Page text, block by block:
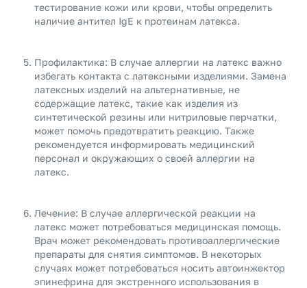
тестирование кожи или крови, чтобы определить
наличие антител IgE к протеинам латекса.
Профилактика: В случае аллергии на латекс важно
избегать контакта с латексными изделиями. Замена
латексных изделий на альтернативные, не
содержащие латекс, такие как изделия из
синтетической резины или нитриловые перчатки,
может помочь предотвратить реакцию. Также
рекомендуется информировать медицинский
персонал и окружающих о своей аллергии на
латекс.
Лечение: В случае аллергической реакции на
латекс может потребоваться медицинская помощь.
Врач может рекомендовать противоаллергические
препараты для снятия симптомов. В некоторых
случаях может потребоваться носить автоинжектор
эпинефрина для экстренного использования в